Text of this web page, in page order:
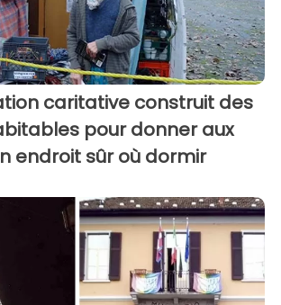
caritative construit des
pour donner aux
endroit sûr où dormir